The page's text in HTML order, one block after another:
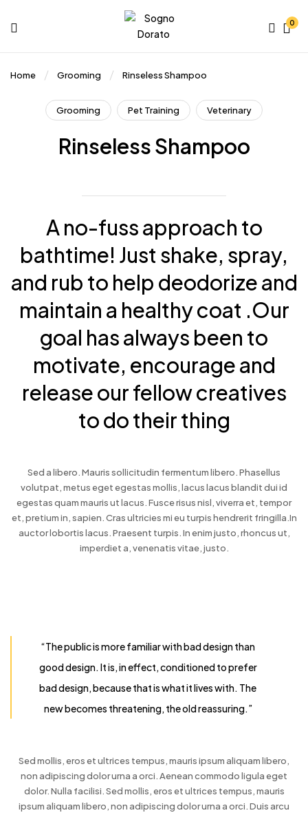
0
Home Grooming Rinseless Shampoo
Grooming Pet Training Veterinary
Rinseless Shampoo
A no-fuss approach to
bathtime! Just shake, spray,
and rub to help deodorize and
maintain a healthy coat .Our
goal has always been to
motivate, encourage and
release our fellow creatives
to do their thing
Sed a libero. Mauris sollicitudin fermentum libero. Phasellus
volutpat, metus eget egestas mollis, lacus lacus blandit dui id
egestas quam mauris ut lacus. Fusce risus nisl, viverra et, tempor
et, pretium in, sapien. Cras ultricies mi eu turpis hendrerit fringilla.In
auctor lobortis lacus. Praesent turpis. In enim justo, rhoncus ut,
imperdiet a, venenatis vitae, justo.
“The public is more familiar with bad design than
good design. It is, in effect, conditioned to prefer
bad design, because that is what it lives with. The
new becomes threatening, the old reassuring.”
Sed mollis, eros et ultrices tempus, mauris ipsum aliquam libero,
non adipiscing dolor urna a orci. Aenean commodo ligula eget
dolor. Nulla facilisi. Sed mollis, eros et ultrices tempus, mauris
ipsum aliquam libero, non adipiscing dolor urna a orci. Duis arcu